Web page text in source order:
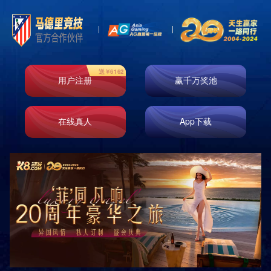
产品中心
您当前的位置:首页>产品中心 >力量系列
共0 0条
服务热线
400-618-5620
400-653-1066